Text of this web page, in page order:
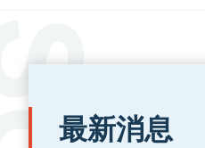
:::
最新消息